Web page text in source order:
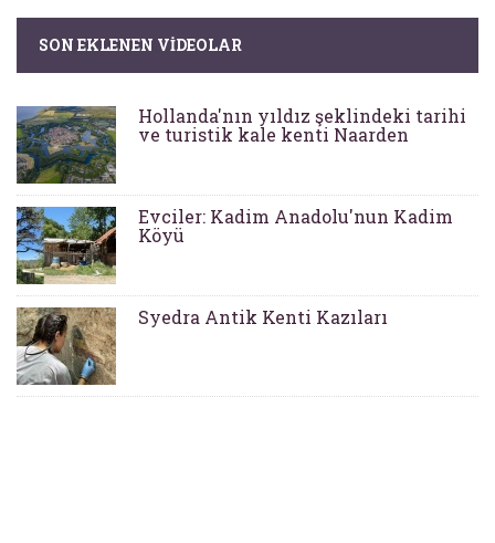
SON EKLENEN VIDEOLAR
Hollanda'nın yıldız şeklindeki tarihi
ve turistik kale kenti Naarden
Evciler: Kadim Anadolu'nun Kadim
Köyü
Syedra Antik Kenti Kazıları